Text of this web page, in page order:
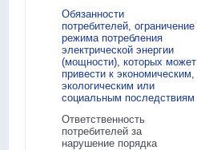
Обязанности
потребителей, ограничение
режима потребления
электрической энергии
(мощности), которых может
привести к экономическим,
экологическим или
социальным последствиям
Ответственность
потребителей за
нарушение порядка